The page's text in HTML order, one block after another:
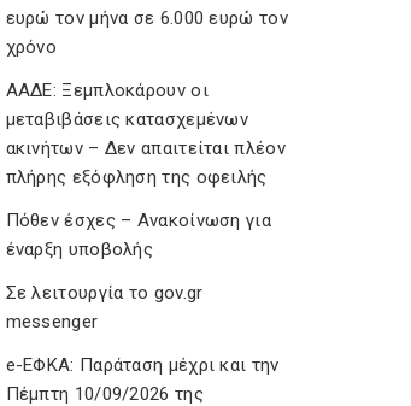
ευρώ τον μήνα σε 6.000 ευρώ τον
χρόνο
ΑΑΔΕ: Ξεμπλοκάρουν οι
μεταβιβάσεις κατασχεμένων
ακινήτων – Δεν απαιτείται πλέον
πλήρης εξόφληση της οφειλής
Πόθεν έσχες – Ανακοίνωση για
έναρξη υποβολής
Σε λειτουργία το gov.gr
messenger
e-ΕΦΚΑ: Παράταση μέχρι και την
Πέμπτη 10/09/2026 της